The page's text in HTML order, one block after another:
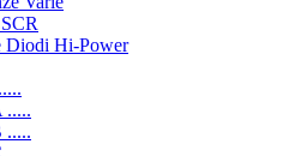
Diodi Hi-Power
.....
.....